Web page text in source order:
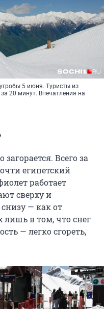
5 июня. Туристы из
20 минут. Впечатления на
Всего за
египетский
работает
сверху и
— как от
лишь в том, что снег
— легко сгореть,